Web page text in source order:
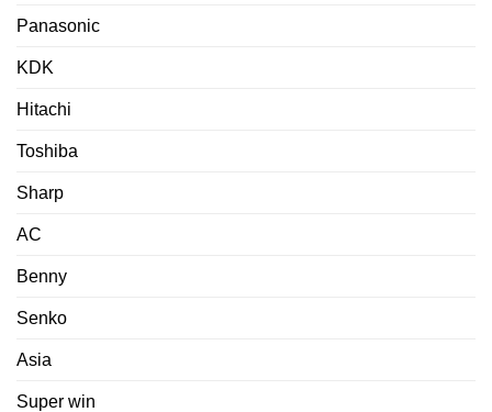
Panasonic
KDK
Hitachi
Toshiba
Sharp
AC
Benny
Senko
Asia
Super win